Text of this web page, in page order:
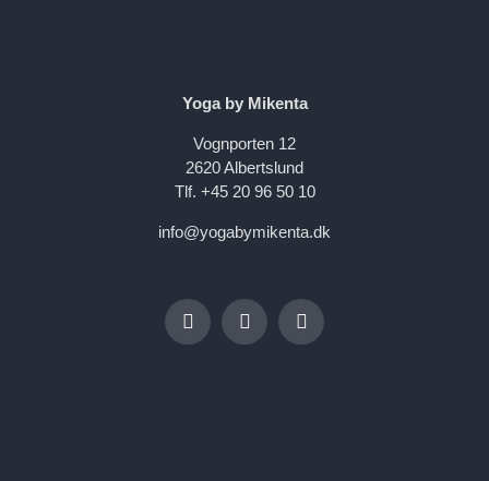
Yoga by Mikenta
Vognporten 12
2620 Albertslund
Tlf. +45 20 96 50 10
info@yogabymikenta.dk